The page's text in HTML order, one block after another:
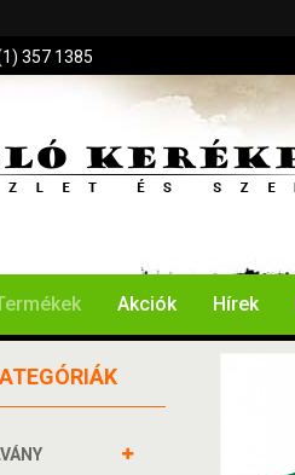
357 1385
Akciók Hírek